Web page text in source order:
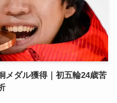
メダル獲得｜初五輪24歳苦